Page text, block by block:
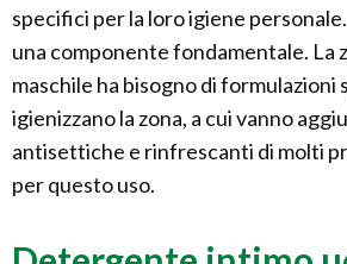
specifici per la loro igiene
una componente fondamentale. La
maschile ha bisogno di formulazioni
igienizzano la zona, a cui vanno
antisettiche e rinfrescanti di molti
per questo uso.